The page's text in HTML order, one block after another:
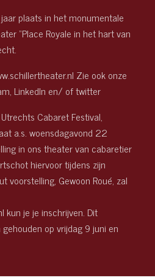
plaats in het monumentale
“Place Royale in het hart van
Zie ook onze
LinkedIn en/ of twitter
Cabaret Festival,
a.s. woensdagavond 22
in ons theater van cabaretier
hiervoor tijdens zijn
voorstelling, Gewoon Roué, zal
kun je je inschrijven. Dit
op vrijdag 9 juni en